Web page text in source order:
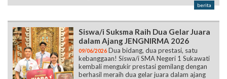
berita
Siswa/i Suksma Raih Dua Gelar Juara
dalam Ajang JENGNIRMA 2026
09/06/2026 Dua bidang, dua prestasi, satu
kebanggaan! Siswa/i SMA Negeri 1 Sukawati
kembali mengukir prestasi gemilang dengan
berhasil meraih dua gelar juara dalam ajang